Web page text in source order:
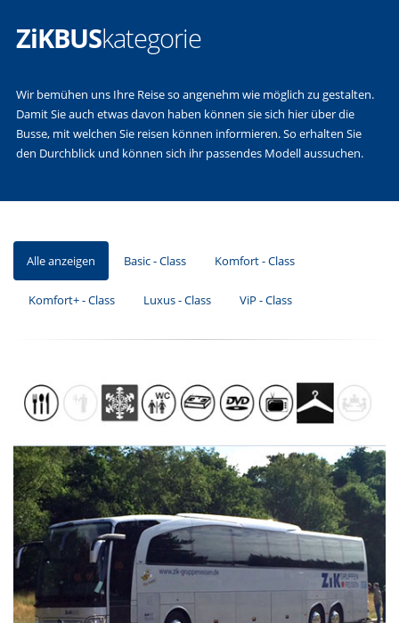
ZiKBUSkategorie
Wir bemühen uns Ihre Reise so angenehm wie möglich zu gestalten.
Damit Sie auch etwas davon haben können sie sich hier über die
Busse, mit welchen Sie reisen können informieren. So erhalten Sie
den Durchblick und können sich ihr passendes Modell aussuchen.
Alle anzeigen Basic - Class Komfort - Class
Komfort+ - Class Luxus - Class ViP - Class